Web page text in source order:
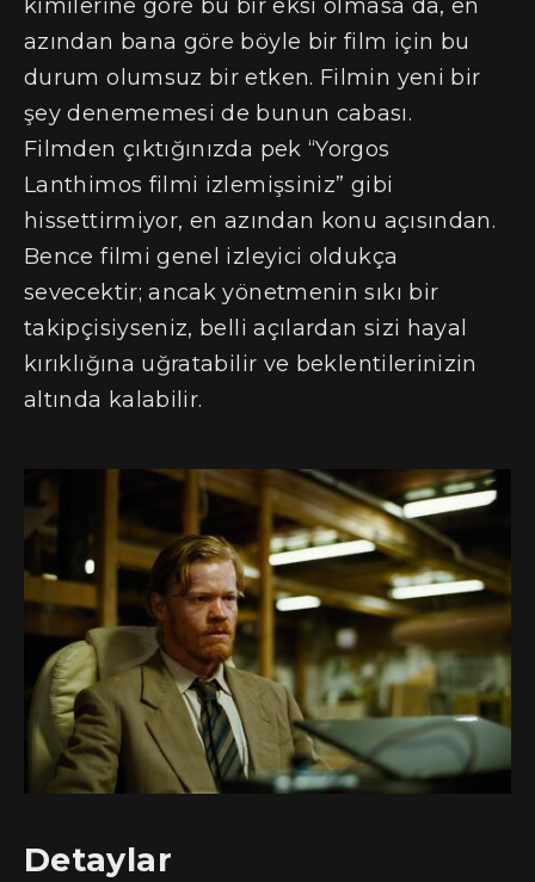
kimilerine göre bu bir eksi olmasa da, en
azından bana göre böyle bir film için bu
durum olumsuz bir etken. Filmin yeni bir
şey denememesi de bunun cabası.
Filmden çıktığınızda pek “Yorgos
Lanthimos filmi izlemişsiniz” gibi
hissettirmiyor, en azından konu açısından.
Bence filmi genel izleyici oldukça
sevecektir; ancak yönetmenin sıkı bir
takipçisiyseniz, belli açılardan sizi hayal
kırıklığına uğratabilir ve beklentilerinizin
altında kalabilir.
Detaylar